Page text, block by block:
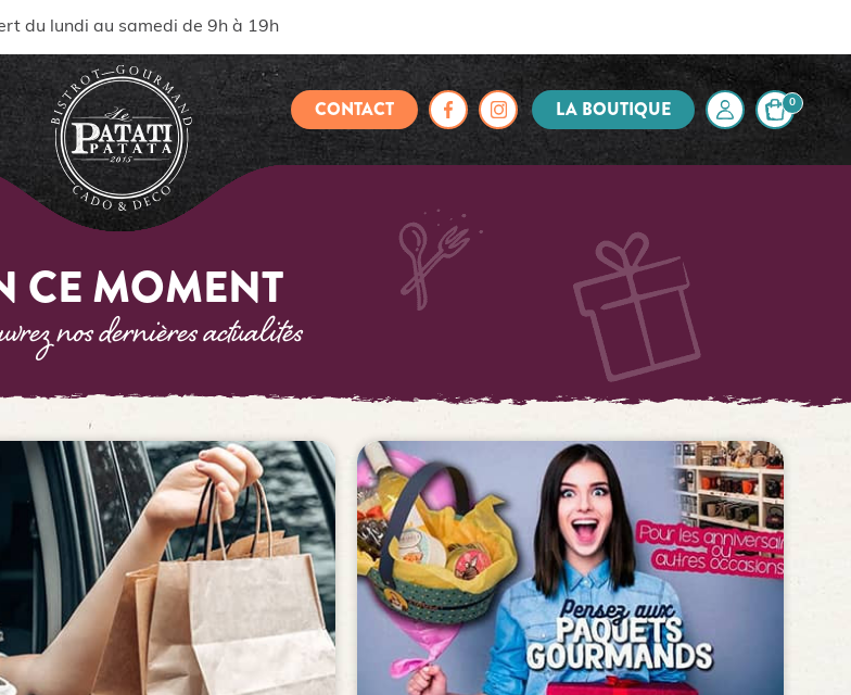
du lundi au samedi de 9h à 19h
CONTACT LA BOUTIQUE 0
CE MOMENT
nos dernières actualités